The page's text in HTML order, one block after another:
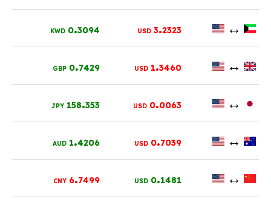
↔
3.2323
USD
0.3094
KWD
↔
1.3460
USD
0.7429
GBP
↔
0.0063
USD
158.353
JPY
↔
0.7039
USD
1.4206
AUD
↔
0.1481
USD
6.7499
CNY